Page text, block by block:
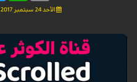
الأحد 24 سبتمبر 2017 - 12:35 بتوقيت غرينتش